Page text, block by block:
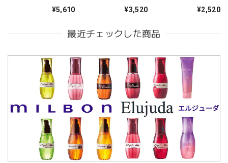
750g(ポンプ)--¥5,610
600g(レフィル)--
¥3,520 ¥2,520
最近チェックした商品